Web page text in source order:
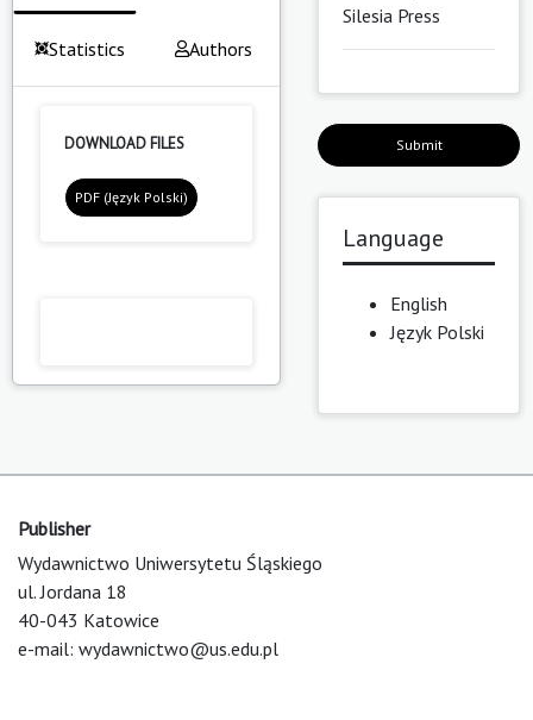
Statistics Authors
DOWNLOAD FILES
PDF (Język Polski)
Silesia Press
Submit
Language
English
Język Polski
Publisher
Wydawnictwo Uniwersytetu Śląskiego
ul. Jordana 18
40-043 Katowice
e-mail: wydawnictwo@us.edu.pl